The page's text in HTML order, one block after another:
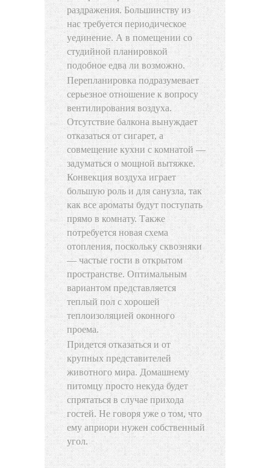
раздражения. Большинству из
нас требуется периодическое
уединение. А в помещении со
студийной планировкой
подобное едва ли возможно.
Перепланировка подразумевает
серьезное отношение к вопросу
вентилирования воздуха.
Отсутствие балкона вынуждает
отказаться от сигарет, а
совмещение кухни с комнатой —
задуматься о мощной вытяжке.
Конвекция воздуха играет
большую роль и для санузла, так
как все ароматы будут поступать
прямо в комнату. Также
потребуется новая схема
отопления, поскольку сквозняки
— частые гости в открытом
пространстве. Оптимальным
вариантом представляется
теплый пол с хорошей
теплоизоляцией оконного
проема.
Придется отказаться и от
крупных представителей
животного мира. Домашнему
питомцу просто некуда будет
спрятаться в случае прихода
гостей. Не говоря уже о том, что
ему априори нужен собственный
угол.